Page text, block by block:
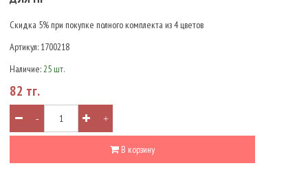
Скидка 5% при покупке полного комплекта из 4 цветов
Артикул: 1700218
Наличие:25 шт.
82 тг.
- +
В корзину